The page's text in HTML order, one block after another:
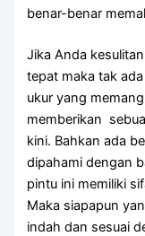
benar-benar
Jika Anda
tepat maka tak
ukur yang
memberikan
kini. Bahkan ada
dipahami dengan
pintu ini memiliki
Maka siapapun
indah dan sesuai